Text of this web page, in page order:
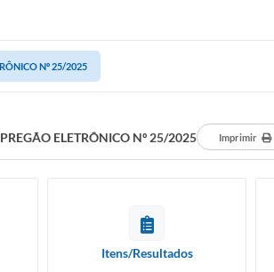
Nº 25/2025
PREGÃO ELETRÔNICO Nº 25/2025 Imprimir
Itens/Resultados